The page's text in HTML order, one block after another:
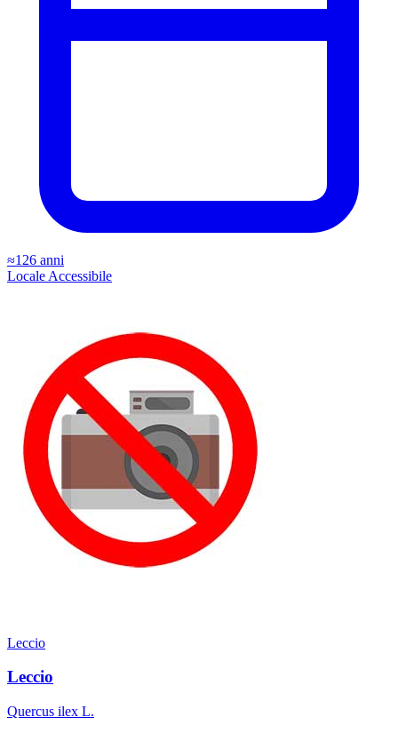
≈126 anni
Locale Accessibile
Leccio
Leccio
Quercus ilex L.